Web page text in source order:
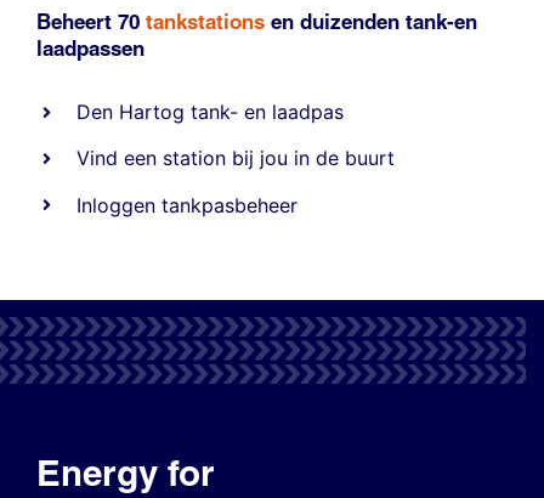
Beheert 70 tankstations en duizenden tank-en
laadpassen
Den Hartog tank- en laadpas
Vind een station bij jou in de buurt
Inloggen tankpasbeheer
Energy for